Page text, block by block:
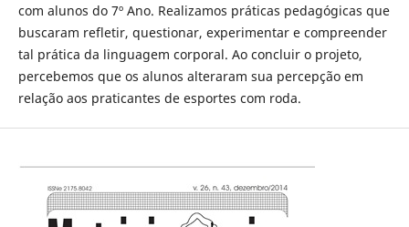
com alunos do 7º Ano. Realizamos práticas pedagógicas que
buscaram refletir, questionar, experimentar e compreender
tal prática da linguagem corporal. Ao concluir o projeto,
percebemos que os alunos alteraram sua percepção em
relação aos praticantes de esportes com roda.